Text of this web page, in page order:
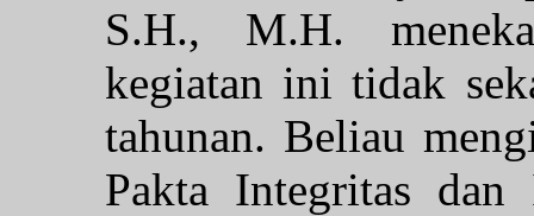
S.H., M.H.
kegiatan ini tidak
tahunan. Beliau
Pakta Integritas